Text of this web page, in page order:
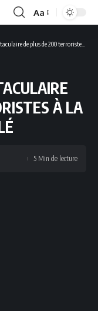
Font
Aa
plus de 200 terroristes à la prison de Koutoukalé
À LA
5 Min de lecture